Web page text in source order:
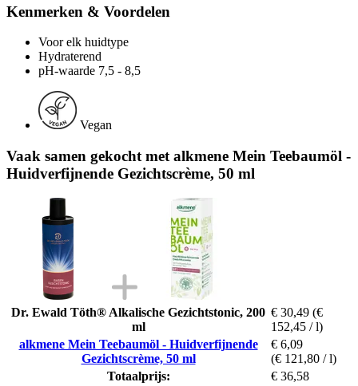
Kenmerken & Voordelen
Voor elk huidtype
Hydraterend
pH-waarde 7,5 - 8,5
Vegan
Vaak samen gekocht met alkmene Mein Teebaumöl -
Huidverfijnende Gezichtscrème, 50 ml
Dr. Ewald Töth® Alkalische Gezichtstonic, 200
ml
€ 30,49 (€
152,45 / l)
alkmene Mein Teebaumöl - Huidverfijnende
Gezichtscrème, 50 ml
€ 6,09
(€ 121,80 / l)
Totaalprijs:
€ 36,58